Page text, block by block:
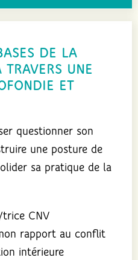
DE LA
UNE
ET
questionner son
une posture de
sa pratique de la
CNV
rapport au conflit
intérieure